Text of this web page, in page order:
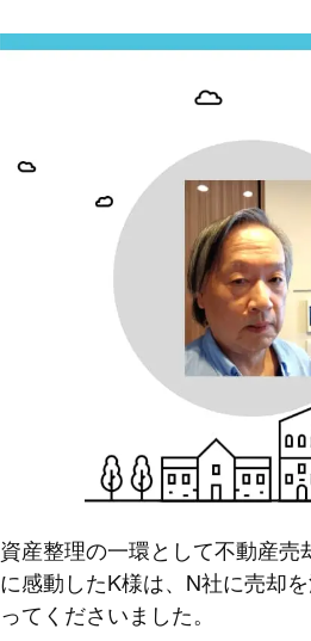
資産整理の一環として不動産
に感動したK様は、N社に売却
ってくださいました。